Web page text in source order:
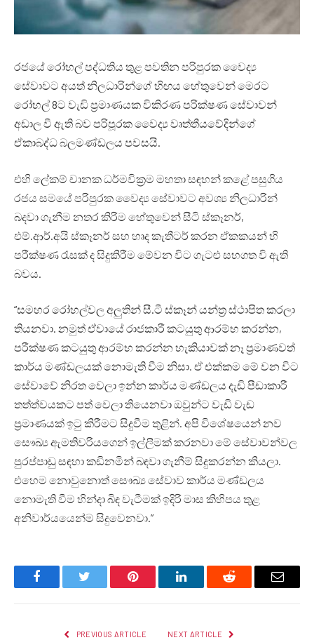
රජයේ රෝහල් පද්ධතිය තුළ පවතින පරිපුරක වෛද්‍ය
සේවාවට අයත් නිලධාරින්ගේ හිඟය හේතුවෙන් මෙරට
රෝහල් 8ට වැඩි ප්‍රමාණයක විකිරණ පරික්ෂණ සේවාවන්
අඩාල වී ඇති බව පරිපූරක වෛද්‍ය වෘත්තීයවේදින්ගේ
ඒකාබද්ධ බලමණ්ඩලය පවසයි.
එහි ලේකම් චානක ධර්මවික්‍රම මහතා සඳහන් කළේ පසුගිය
රජය සමයේ පරිපුරක වෛද්‍ය සේවාවට අවශ්‍ය නිලධාරින්
බදවා ගැනීම නතර කිරිම හේතුවෙන් සීටි ස්කෑනර්,
එම්.ආර්.අයි ස්කෑනර් සහ හෘද කැතීටර් කරන ඒකකයන් හි
පරීක්ෂණ රැසක් ද සිදුකිරීම මේවන විට ගැටළු සහගත වි ඇති
බවය.
“සමහර රෝහල්වල අලුතින් සී.ටී ස්කෑන් යන්ත්‍ර ස්ථාපිත කරලා
තියනවා. නමුත් ඒවායේ රාජකාරී කටයුතු ආරම්භ කරන්න,
පරීක්ෂණ කටයුතු ආරම්භ කරන්න හැකියාවක් නෑ ප්‍රමාණවත්
කාර්ය මණ්ඩලයක් නොමැති වීම නිසා. ඒ එක්කම මේ වන විට
සේවාවේ නිරත වෙලා ඉන්න කාර්ය මණ්ඩලය දැඩි පීඩාකාරී
තත්ත්වයකට පත් වෙලා තියෙනවා ඔවුන්ට වැඩි වැඩ
ප්‍රමාණයක් ඉටු කිරීමට සිදුවීම තුළින්. අපි විශේෂයෙන් නව
සෞඛ්‍ය ඇමතිවරියගෙන් ඉල්ලීමක් කරනවා මේ සේවාවන්වල
පුරප්පාඩු සඳහා කඩිනමින් බඳවා ගැනීම් සිදුකරන්න කියලා.
එහෙම නොවුනොත් සෞඛ්‍ය සේවාව කාර්ය මණ්ඩලය
නොමැති වීම හින්දා බිඳ වැටීමක් ඉදිරි මාස කිහිපය තුළ
අනිවාර්යයෙන්ම සිදුවෙනවා.”
FacebookTwitter Pinterest LinkedInReddit Email
PREVIOUS ARTICLE NEXT ARTICLE